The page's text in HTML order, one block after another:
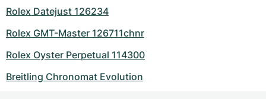
Rolex Datejust 126234
Rolex GMT-Master 126711chnr
Rolex Oyster Perpetual 114300
Breitling Chronomat Evolution